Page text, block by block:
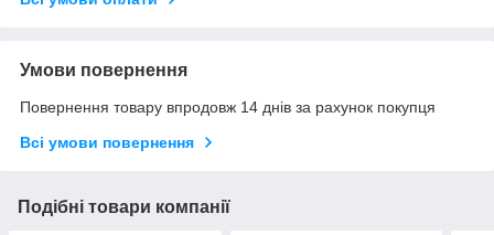
Умови повернення
Повернення товару впродовж 14 днів за рахунок покупця
Всі умови повернення
Подібні товари компанії